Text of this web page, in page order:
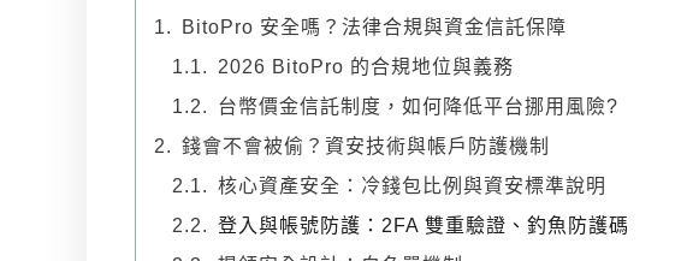
BitoPro 安全嗎？法律合規與資金信託保障
2026 BitoPro 的合規地位與義務
台幣價金信託制度，如何降低平台挪用風險?
錢會不會被偷？資安技術與帳戶防護機制
核心資產安全：冷錢包比例與資安標準說明
登入與帳號防護：2FA 雙重驗證、釣魚防護碼